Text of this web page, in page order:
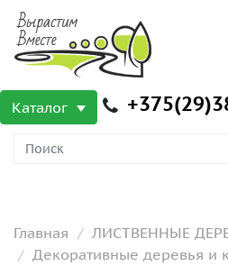
Главная
ЛИСТВЕННЫЕ
Декоративные деревья и
Каталог